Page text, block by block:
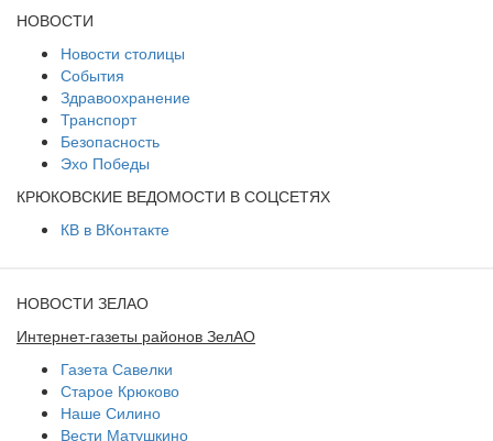
НОВОСТИ
Новости столицы
События
Здравоохранение
Транспорт
Безопасность
Эхо Победы
КРЮКОВСКИЕ ВЕДОМОСТИ В СОЦСЕТЯХ
КВ в ВКонтакте
НОВОСТИ ЗЕЛАО
Интернет-газеты районов ЗелАО
Газета Савелки
Старое Крюково
Наше Силино
Вести Матушкино